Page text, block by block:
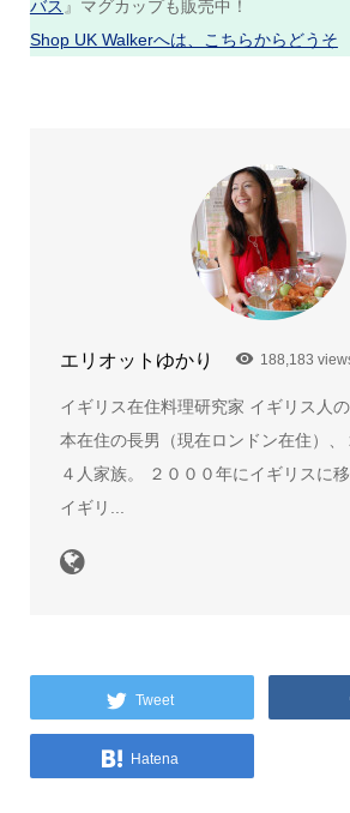
バス 』マグカップも販売中！
Shop UK Walkerへは、こちらからどうそ
エリオットゆかり 188,183
イギリス在住料理研究家 イギリス人
本在住の長男（現在ロンドン在住）
４人家族。 ２０００年にイギリスに
イギリ...
Tweet
Hatena